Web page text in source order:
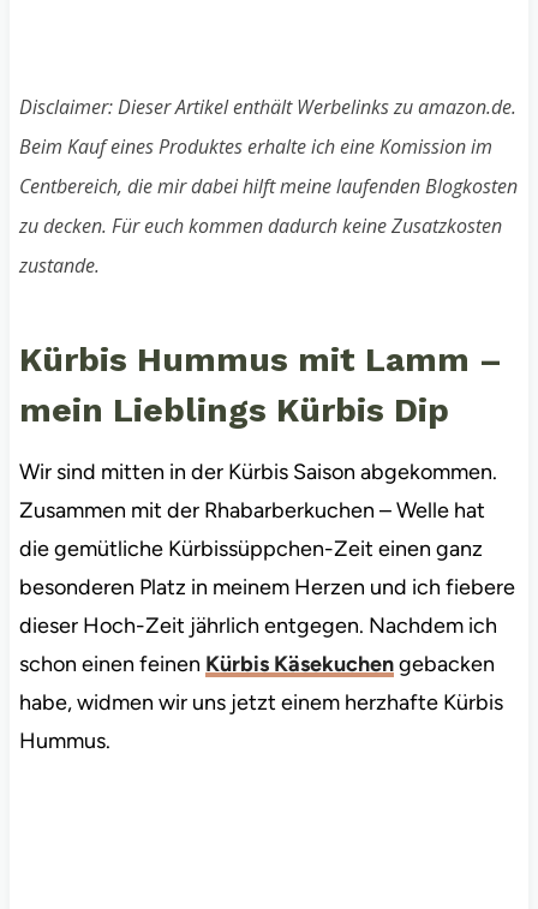
Disclaimer: Dieser Artikel enthält Werbelinks zu amazon.de.
Beim Kauf eines Produktes erhalte ich eine Komission im
Centbereich, die mir dabei hilft meine laufenden Blogkosten
zu decken. Für euch kommen dadurch keine Zusatzkosten
zustande.
Kürbis Hummus mit Lamm –
mein Lieblings Kürbis Dip
Wir sind mitten in der Kürbis Saison abgekommen.
Zusammen mit der Rhabarberkuchen – Welle hat
die gemütliche Kürbissüppchen-Zeit einen ganz
besonderen Platz in meinem Herzen und ich fiebere
dieser Hoch-Zeit jährlich entgegen. Nachdem ich
schon einen feinen Kürbis Käsekuchengebacken
habe, widmen wir uns jetzt einem herzhafte Kürbis
Hummus.